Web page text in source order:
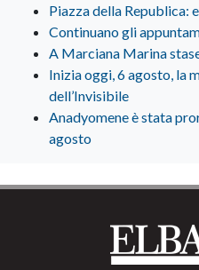
Piazza della Republica:
Continuano gli
A Marciana Marina
Inizia oggi, 6 agosto, la
dell’Invisibile
Anadyomene è stata
agosto